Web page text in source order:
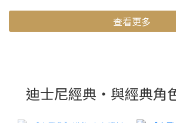
查看更多
迪士尼經典・與經典角